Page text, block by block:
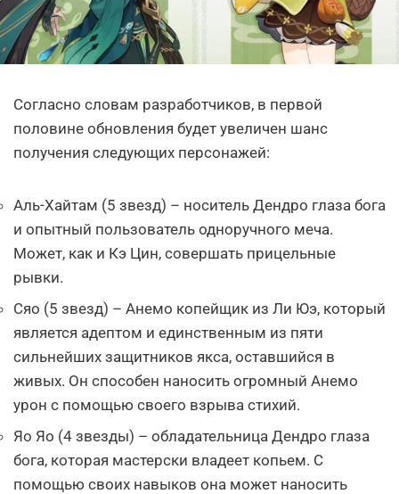
Согласно словам разработчиков, в первой
половине обновления будет увеличен шанс
получения следующих персонажей:
Аль-Хайтам (5 звезд) – носитель Дендро глаза бога
и опытный пользователь одноручного меча.
Может, как и Кэ Цин, совершать прицельные
рывки.
Сяо (5 звезд) – Анемо копейщик из Ли Юэ, который
является адептом и единственным из пяти
сильнейших защитников якса, оставшийся в
живых. Он способен наносить огромный Анемо
урон с помощью своего взрыва стихий.
Яо Яо (4 звезды) – обладательница Дендро глаза
бога, которая мастерски владеет копьем. С
помощью своих навыков она может наносить